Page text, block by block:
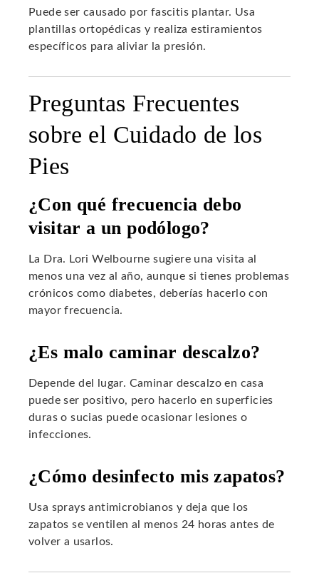
Puede ser causado por fascitis plantar. Usa
plantillas ortopédicas y realiza estiramientos
específicos para aliviar la presión.
Preguntas Frecuentes
sobre el Cuidado de los
Pies
¿Con qué frecuencia debo
visitar a un podólogo?
La Dra. Lori Welbourne sugiere una visita al
menos una vez al año, aunque si tienes problemas
crónicos como diabetes, deberías hacerlo con
mayor frecuencia.
¿Es malo caminar descalzo?
Depende del lugar. Caminar descalzo en casa
puede ser positivo, pero hacerlo en superficies
duras o sucias puede ocasionar lesiones o
infecciones.
¿Cómo desinfecto mis zapatos?
Usa sprays antimicrobianos y deja que los
zapatos se ventilen al menos 24 horas antes de
volver a usarlos.